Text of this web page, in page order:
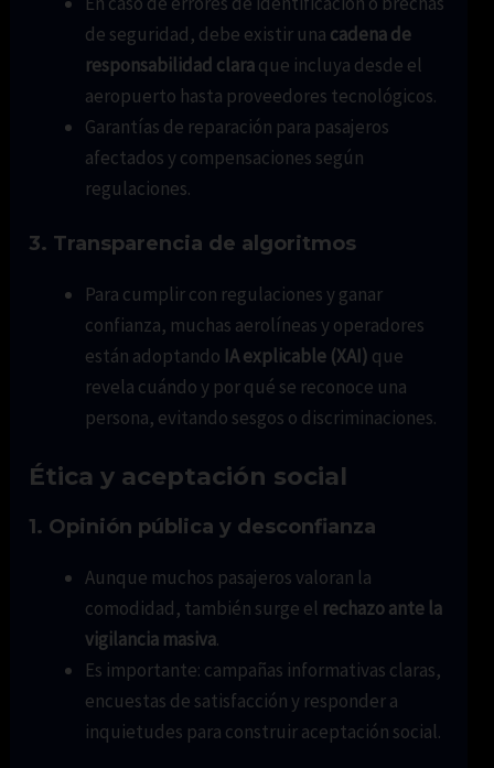
de seguridad, debe existir una cadena de
responsabilidad claraque incluya desde el
aeropuerto hasta proveedores tecnológicos.
Garantías de reparación para pasajeros
afectados y compensaciones según
regulaciones.
3. Transparencia de algoritmos
Para cumplir con regulaciones y ganar
confianza, muchas aerolíneas y operadores
están adoptando IA explicable (XAI) que
revela cuándo y por qué se reconoce una
persona, evitando sesgos o discriminaciones.
Ética y aceptación social
1. Opinión pública y desconfianza
Aunque muchos pasajeros valoran la
comodidad, también surge el rechazo ante la
vigilancia masiva.
Es importante: campañas informativas claras,
encuestas de satisfacción y responder a
inquietudes para construir aceptación social.